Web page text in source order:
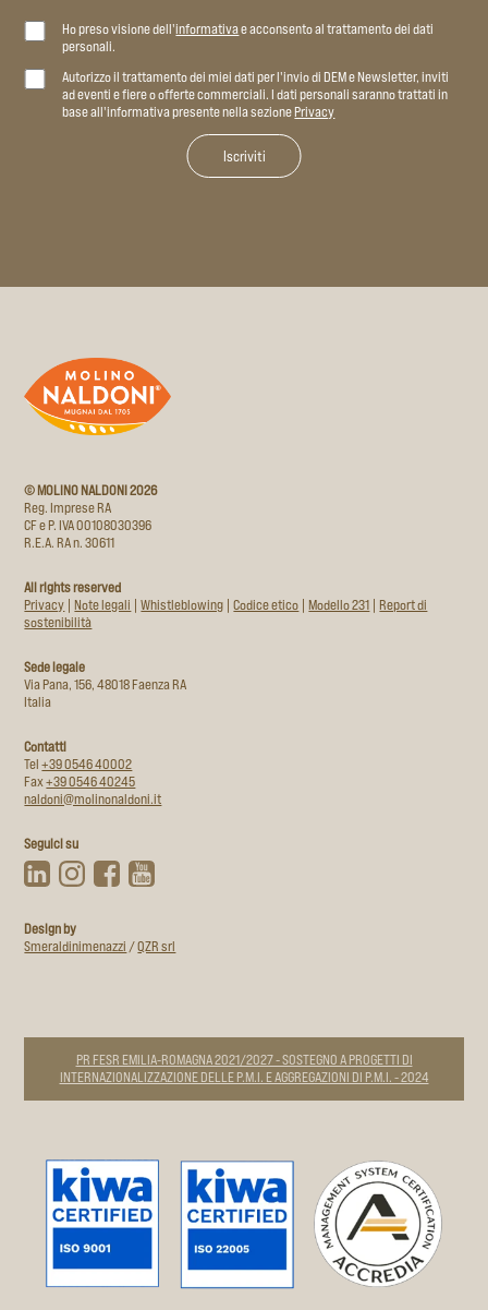
Ho preso visione dell'informativa e acconsento al trattamento dei dati
personali.
Autorizzo il trattamento dei miei dati per l'invio di DEM e Newsletter, inviti
ad eventi e fiere o offerte commerciali. I dati personali saranno trattati in
base all'informativa presente nella sezionePrivacy
© MOLINO NALDONI 2026
Reg. Imprese RA
CF e P. IVA 00108030396
R.E.A. RA n. 30611
All rights reserved
Privacy |Note legali |Whistleblowing |Codice etico |Modello 231 |Report di
sostenibilità
Sede legale
Via Pana, 156, 48018 Faenza RA
Italia
Contatti
Tel+39 0546 40002
Fax+39 0546 40245
naldoni@molinonaldoni.it
Seguici su
Design by
Smeraldinimenazzi /QZR srl
PR FESR EMILIA-ROMAGNA 2021/2027 - SOSTEGNO A PROGETTI DI
INTERNAZIONALIZZAZIONE DELLE P.M.I. E AGGREGAZIONI DI P.M.I. - 2024